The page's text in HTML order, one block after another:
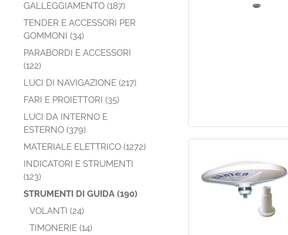
GALLEGGIAMENTO (187)
TENDER E ACCESSORI PER
GOMMONI (34)
PARABORDI E ACCESSORI
(122)
LUCI DI NAVIGAZIONE (217)
FARI E PROIETTORI (35)
LUCI DA INTERNO E
ESTERNO (379)
MATERIALE ELETTRICO (1272)
INDICATORI E STRUMENTI
(123)
STRUMENTI DI GUIDA (190)
VOLANTI (24)
TIMONERIE (14)